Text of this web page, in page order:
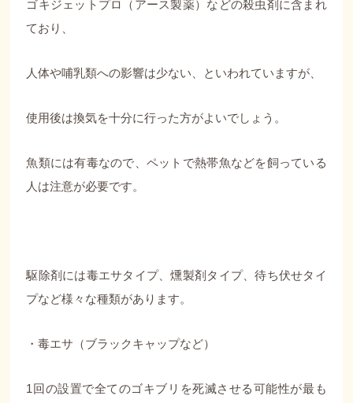
ゴキジェットプロ（アース製薬）などの殺虫剤に含まれ
ており、
人体や哺乳類への影響は少ない、といわれていますが、
使用後は換気を十分に行った方がよいでしょう。
魚類には有毒なので、ペットで熱帯魚などを飼っている
人は注意が必要です。
駆除剤には毒エサタイプ、燻製剤タイプ、待ち伏せタイ
プなど様々な種類があります。
・毒エサ（ブラックキャップなど）
1回の設置で全てのゴキブリを死滅させる可能性が最も